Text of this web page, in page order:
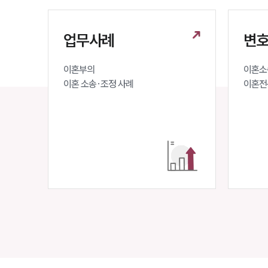
업무사례
이혼부의
이혼 소송·조정 사례
변
이혼
이혼